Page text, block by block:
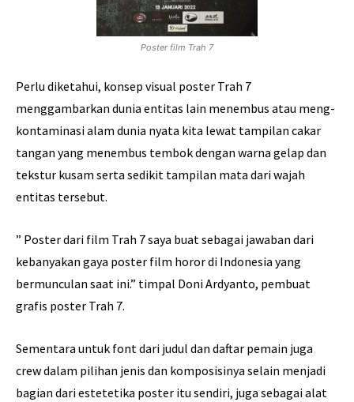
Poster film Trah 7
Perlu diketahui, konsep visual poster Trah 7
menggambarkan dunia entitas lain menembus atau meng-
kontaminasi alam dunia nyata kita lewat tampilan cakar
tangan yang menembus tembok dengan warna gelap dan
tekstur kusam serta sedikit tampilan mata dari wajah
entitas tersebut.
” Poster dari film Trah 7 saya buat sebagai jawaban dari
kebanyakan gaya poster film horor di Indonesia yang
bermunculan saat ini.” timpal Doni Ardyanto, pembuat
grafis poster Trah 7.
Sementara untuk font dari judul dan daftar pemain juga
crew dalam pilihan jenis dan komposisinya selain menjadi
bagian dari estetetika poster itu sendiri, juga sebagai alat